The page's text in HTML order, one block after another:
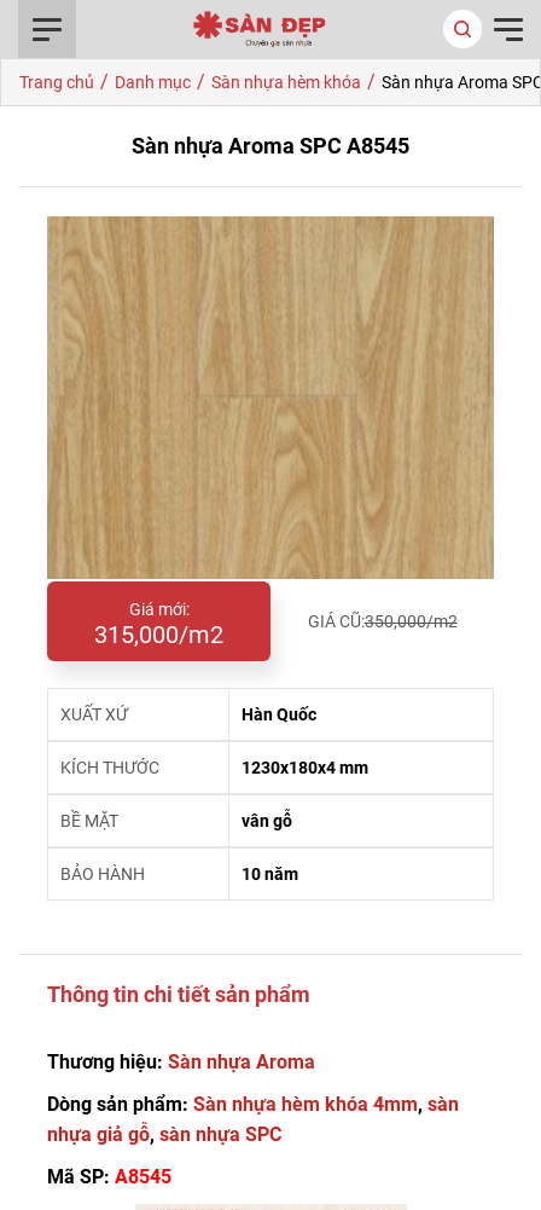
Trang chủ / Danh mục / Sàn nhựa hèm khóa / Sàn nhựa Aroma
Sàn nhựa Aroma SPC A8545
Giá mới:
315,000/m2 GIÁ CŨ:350,000/m2
XUẤT XỨ Hàn Quốc
KÍCH THƯỚC 1230x180x4 mm
BỀ MẶT vân gỗ
BẢO HÀNH 10 năm
Thông tin chi tiết sản phẩm
Thương hiệu: Sàn nhựa Aroma
Dòng sản phẩm: Sàn nhựa hèm khóa 4mm, sàn
nhựa giả gỗ, sàn nhựa SPC
Mã SP: A8545